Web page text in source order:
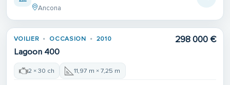
Ancona
VOILIER OCCASION 2010
Lagoon 400
298 000 €
2 × 30 ch 11,97 m × 7,25 m